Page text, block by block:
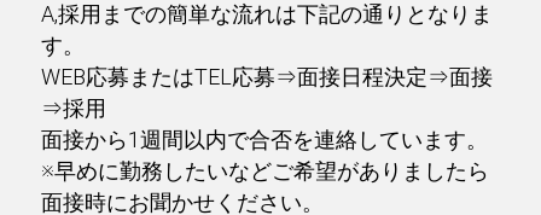
A,採用までの簡単な流れは下記の通りとなりま
す。
WEB応募またはTEL応募⇒面接日程決定⇒面接
⇒採用
面接から1週間以内で合否を連絡しています。
※早めに勤務したいなどご希望がありましたら
面接時にお聞かせください。